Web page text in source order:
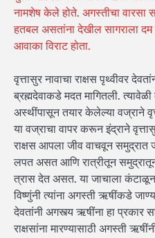
नामशेष केले होते. अगस्तीचा वारसा
हतबल असतांना देखील सागराला दम
आवाका विराट होता.
वृत्तासुर नावाचा राक्षस पृथ्वीवर
ब्रह्मदेवाकडे मदत मागितली. त्यावेळी
अस्थींपासून तयार केलेल्या वज्राने
या वज्राचा वापर करून इंद्राने
राक्षस आपला जीव वाचवून समुद्रात
लपत असत आणि रात्रीतून
त्रास देत असत. या जाचाला
विष्णुंनी त्यांना अगस्ती ऋषींकडे
देवतांनी अगस्त्य ऋषींना हा प्रकार
राक्षसांना मारण्यासाठी अगस्ती